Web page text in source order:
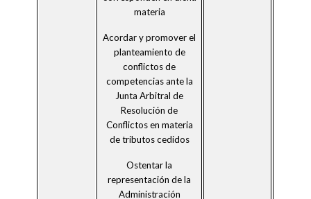
materia
Acordar y promover el
planteamiento de
conflictos de
competencias ante la
Junta Arbitral de
Resolución de
Conflictos en materia
de tributos cedidos
Ostentar la
representación de la
Administración